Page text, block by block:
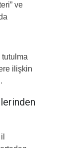
ve
tutulma
ilişkin